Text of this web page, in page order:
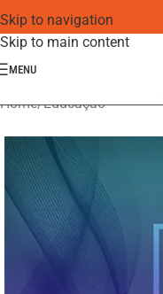
Skip to navigation
Skip to main content
MENU
Home/Educação